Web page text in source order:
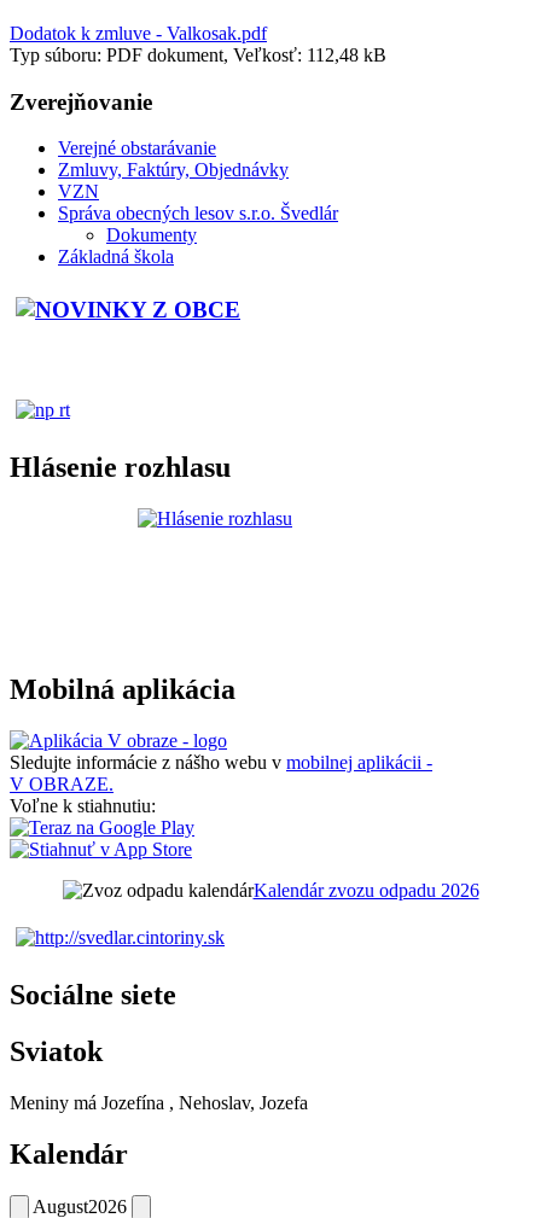
Dodatok k zmluve - Valkosak.pdf
Typ súboru: PDF dokument, Veľkosť: 112,48 kB
Zverejňovanie
Verejné obstarávanie
Zmluvy, Faktúry, Objednávky
VZN
Správa obecných lesov s.r.o. Švedlár
Dokumenty
Základná škola
Hlásenie rozhlasu
Mobilná aplikácia
Sledujte informácie z nášho webu v mobilnej aplikácii -
V OBRAZE.
Voľne k stiahnutiu:
Kalendár zvozu odpadu 2026
Sociálne siete
Sviatok
Meniny má Jozefína , Nehoslav, Jozefa
Kalendár
August2026